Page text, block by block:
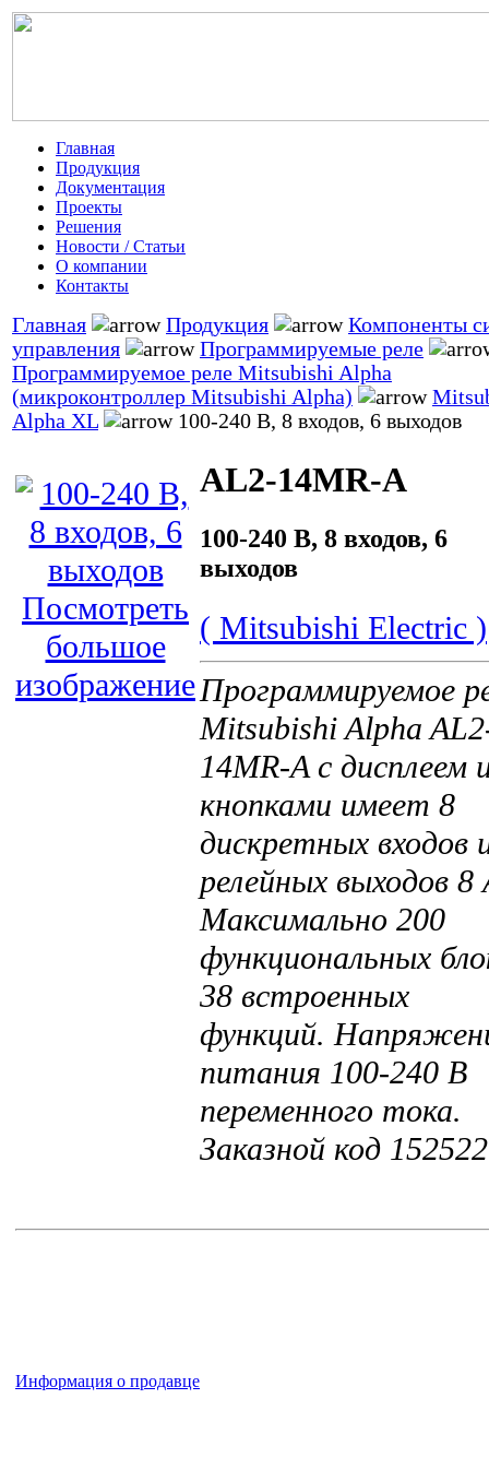
Главная
Продукция
Документация
Проекты
Решения
Новости / Статьи
О компании
Контакты
Главная Продукция
Компоненты
управления
Программируемые реле
Программируемое реле Mitsubishi Alpha
(микроконтроллер Mitsubishi Alpha)
Alpha XL
100-240 В, 8 входов, 6 выходов
Посмотреть
большое
изображение
AL2-14MR-A
100-240 В, 8 входов, 6
выходов
( Mitsubishi Electric )
Программируемое
Mitsubishi Alpha
14MR-A с дисплеем
кнопками имеет 8
дискретных входов
релейных выходов 8
Максимально 200
функциональных
38 встроенных
функций.
питания 100-240 В
переменного тока.
Заказной код 152522
Информация о продавце